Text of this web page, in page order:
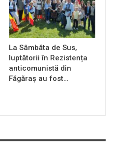
La Sâmbăta de Sus,
luptătorii în Rezistența
anticomunistă din
Făgăraș au fost…